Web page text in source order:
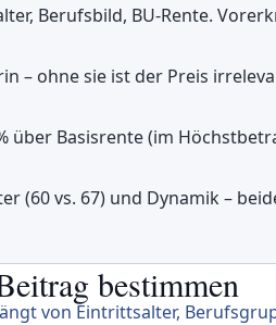
Berufsbild, BU-Rente.
– ohne sie ist der Preis
über Basisrente (im
(60 vs. 67) und Dynamik –
bestimmen
von Eintrittsalter,